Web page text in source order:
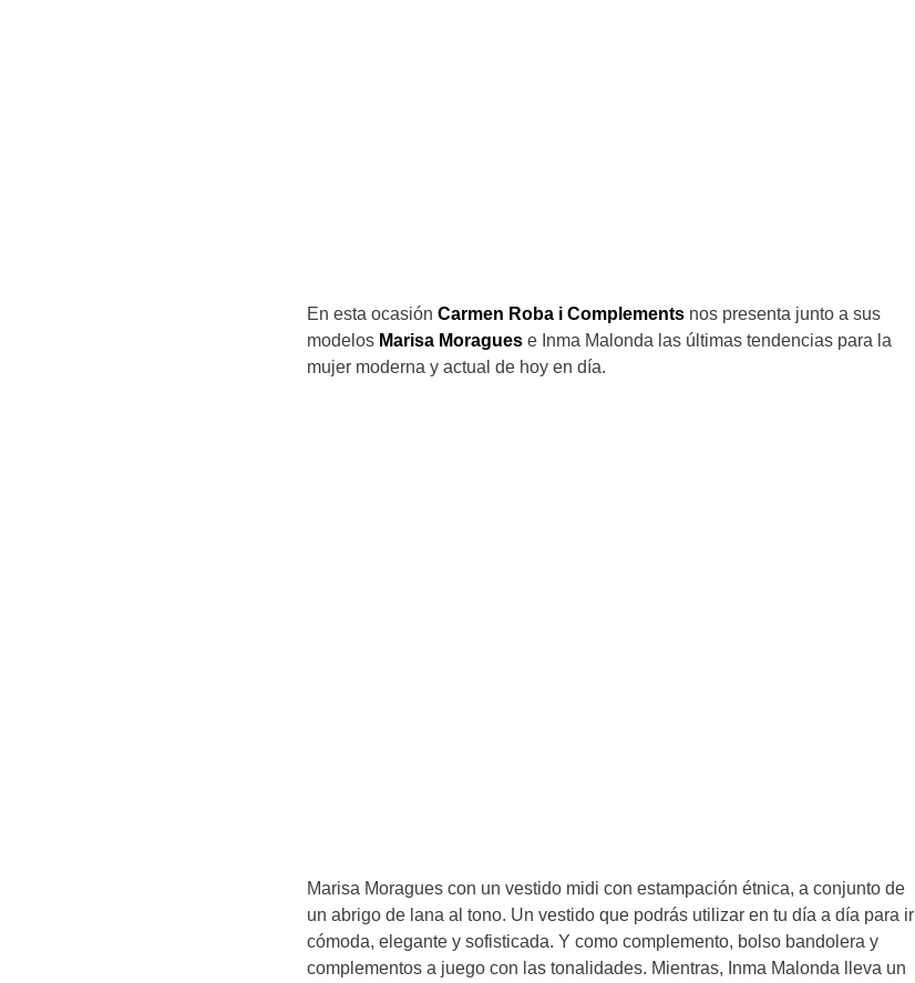
En esta ocasión Carmen Roba i Complements nos presenta junto a sus
modelos Marisa Moragues e Inma Malonda las últimas tendencias para la
mujer moderna y actual de hoy en día.
Marisa Moragues con un vestido midi con estampación étnica, a conjunto de
un abrigo de lana al tono. Un vestido que podrás utilizar en tu día a día para ir
cómoda, elegante y sofisticada. Y como complemento, bolso bandolera y
complementos a juego con las tonalidades. Mientras, Inma Malonda lleva un